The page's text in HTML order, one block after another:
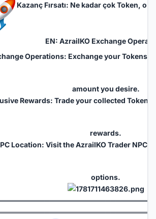
Kazanç Fırsatı: Ne kadar çok Token, o
EN: AzrailKO Exchange
Operations: Exchange your Tokens
amount you desire.
Rewards: Trade your collected
rewards.
Location: Visit the AzrailKO Trader NPC
options.